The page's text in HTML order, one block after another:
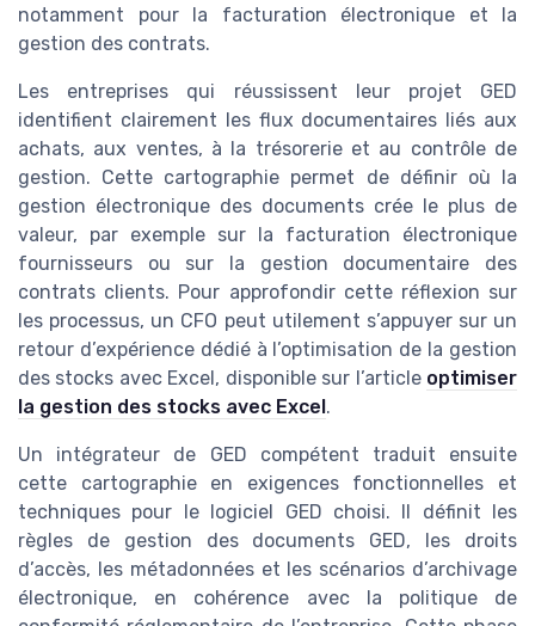
notamment pour la facturation électronique et la
gestion des contrats.
Les entreprises qui réussissent leur projet GED
identifient clairement les flux documentaires liés aux
achats, aux ventes, à la trésorerie et au contrôle de
gestion. Cette cartographie permet de définir où la
gestion électronique des documents crée le plus de
valeur, par exemple sur la facturation électronique
fournisseurs ou sur la gestion documentaire des
contrats clients. Pour approfondir cette réflexion sur
les processus, un CFO peut utilement s’appuyer sur un
retour d’expérience dédié à l’optimisation de la gestion
des stocks avec Excel, disponible sur l’article optimiser
la gestion des stocks avec Excel.
Un intégrateur de GED compétent traduit ensuite
cette cartographie en exigences fonctionnelles et
techniques pour le logiciel GED choisi. Il définit les
règles de gestion des documents GED, les droits
d’accès, les métadonnées et les scénarios d’archivage
électronique, en cohérence avec la politique de